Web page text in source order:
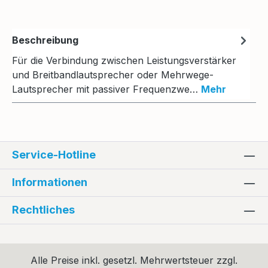
Beschreibung
Für die Verbindung zwischen Leistungsverstärker
und Breitbandlautsprecher oder Mehrwege-
Lautsprecher mit passiver Frequenzwe… Mehr
Service-Hotline
Informationen
Rechtliches
Alle Preise inkl. gesetzl. Mehrwertsteuer zzgl.